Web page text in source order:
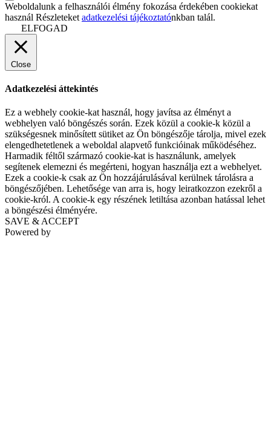
Weboldalunk a felhasználói élmény fokozása érdekében cookiekat
használ Részleteket adatkezelési tájékoztatónkban talál.
ELFOGAD
Close
Adatkezelési áttekintés
Ez a webhely cookie-kat használ, hogy javítsa az élményt a
webhelyen való böngészés során. Ezek közül a cookie-k közül a
szükségesnek minősített sütiket az Ön böngészője tárolja, mivel ezek
elengedhetetlenek a weboldal alapvető funkcióinak működéséhez.
Harmadik féltől származó cookie-kat is használunk, amelyek
segítenek elemezni és megérteni, hogyan használja ezt a webhelyet.
Ezek a cookie-k csak az Ön hozzájárulásával kerülnek tárolásra a
böngészőjében. Lehetősége van arra is, hogy leiratkozzon ezekről a
cookie-król. A cookie-k egy részének letiltása azonban hatással lehet
a böngészési élményére.
SAVE & ACCEPT
Powered by